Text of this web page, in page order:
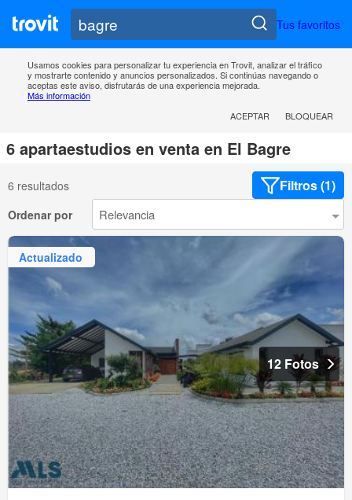
Tus favoritos
Usamos cookies para personalizar tu experiencia en Trovit, analizar el tráfico
y mostrarte contenido y anuncios personalizados. Si continúas navegando o
aceptas este aviso, disfrutarás de una experiencia mejorada.
Más información
ACEPTAR
BLOQUEAR
6 apartaestudios en venta en El Bagre
6 resultados Filtros (1)
Ordenar por
Actualizado
12 Fotos